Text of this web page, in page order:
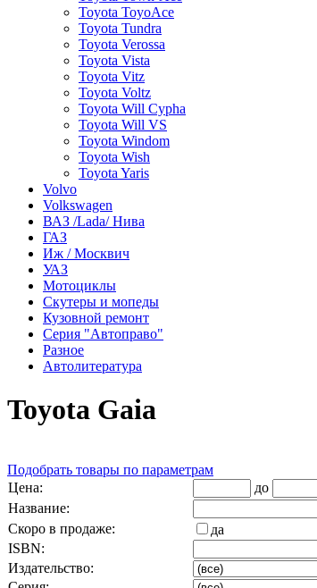
Toyota ToyoAce
Toyota Tundra
Toyota Verossa
Toyota Vista
Toyota Vitz
Toyota Voltz
Toyota Will Cypha
Toyota Will VS
Toyota Windom
Toyota Wish
Toyota Yaris
Volvo
Volkswagen
ВАЗ /Lada/ Нива
ГАЗ
Иж / Москвич
УАЗ
Мотоциклы
Скутеры и мопеды
Кузовной ремонт
Серия "Автоправо"
Разное
Автолитература
Toyota Gaia
Подобрать товары по параметрам
Цена:
до
Название:
Скоро в продаже:
да
ISBN:
Издательство: